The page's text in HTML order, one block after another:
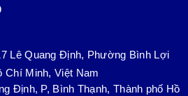
Lê Quang Định, Phường Bình Lợi
Chí Minh, Việt Nam
Định, P, Bình Thạnh, Thành phố Hồ